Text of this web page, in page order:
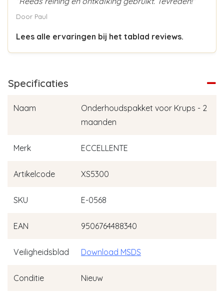
Door Paul
Lees alle ervaringen bij het tablad reviews.
Specificaties
Naam
Onderhoudspakket voor Krups - 2
maanden
Merk ECCELLENTE
Artikelcode XS5300
SKU E-0568
EAN 9506764488340
Veiligheidsblad Download MSDS
Conditie Nieuw